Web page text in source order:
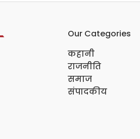
Our Categories
कहानी
राजनीति
समाज
संपादकीय